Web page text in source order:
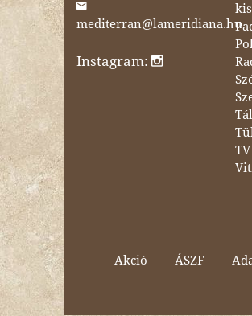
mediterran@lameridiana.hu
Instagram:
Akció ÁSZF